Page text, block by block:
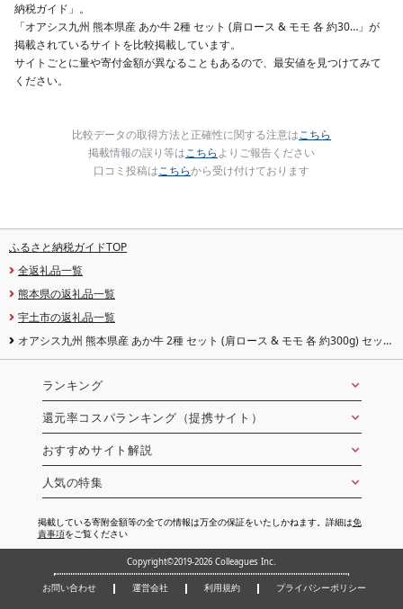
納税ガイド」。
「オアシス九州 熊本県産 あか牛 2種 セット (肩ロース & モモ 各 約30…」が
掲載されているサイトを比較掲載しています。
サイトごとに量や寄付金額が異なることもあるので、最安値を見つけてみて
ください。
比較データの取得方法と正確性に関する注意はこちら
掲載情報の誤り等はこちらよりご報告ください
口コミ投稿はこちらから受け付けております
ふるさと納税ガイドTOP
全返礼品一覧
熊本県の返礼品一覧
宇土市の返礼品一覧
オアシス九州 熊本県産 あか牛 2種 セット (肩ロース & モモ 各 約300g) セット
ランキング
還元率コスパランキング（提携サイト）
おすすめサイト解説
人気の特集
掲載している寄附金額等の全ての情報は万全の保証をいたしかねます。詳細は免
責事項をご覧ください
Copyright©2019-2026 Colleagues Inc.
お問い合わせ 運営会社 利用規約 プライバシーポリシー